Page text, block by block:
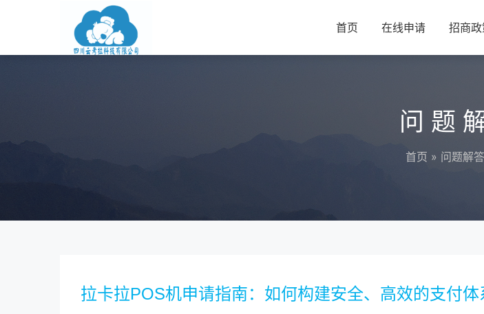
首页 在线申请 招商政
问题
首页 » 问题解答
拉卡拉POS机申请指南：如何构建安全、高效的支付体